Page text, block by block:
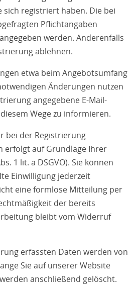
sich registriert haben. Die bei
Pflichtangaben
werden. Anderenfalls
ablehnen.
etwa beim Angebotsumfang
Änderungen nutzen
angegebene E-Mail-
Wege zu informieren.
bei der Registrierung
erfolgt auf Grundlage Ihrer
1 lit. a DSGVO). Sie können
Einwilligung jederzeit
eine formlose Mitteilung per
der bereits
bleibt vom Widerruf
erfassten Daten werden von
Sie auf unserer Website
anschließend gelöscht.